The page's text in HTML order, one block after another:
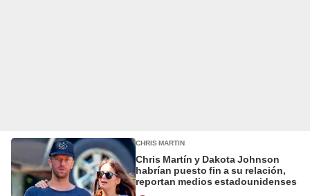
CHRIS MARTIN
Chris Martín y Dakota Johnson
habrían puesto fin a su relación,
reportan medios estadounidenses